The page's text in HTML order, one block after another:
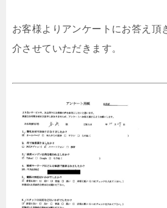
お客様よりアンケートにお答え頂
介させていただきます。